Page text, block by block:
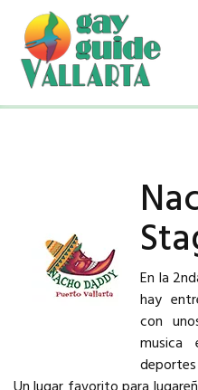
En la
hay
con